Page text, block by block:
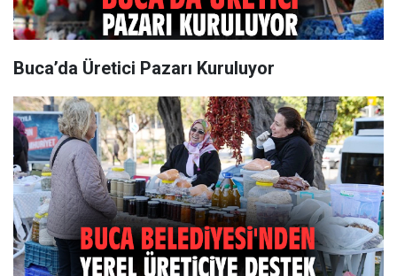
Buca’da Üretici Pazarı Kuruluyor